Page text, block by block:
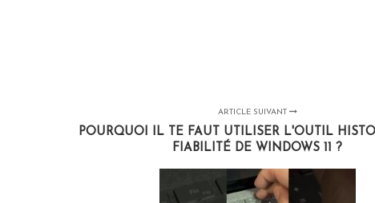
ARTICLE SUIVANT
POURQUOI IL TE FAUT UTILISER L'OUTIL
FIABILITÉ DE WINDOWS 11 ?